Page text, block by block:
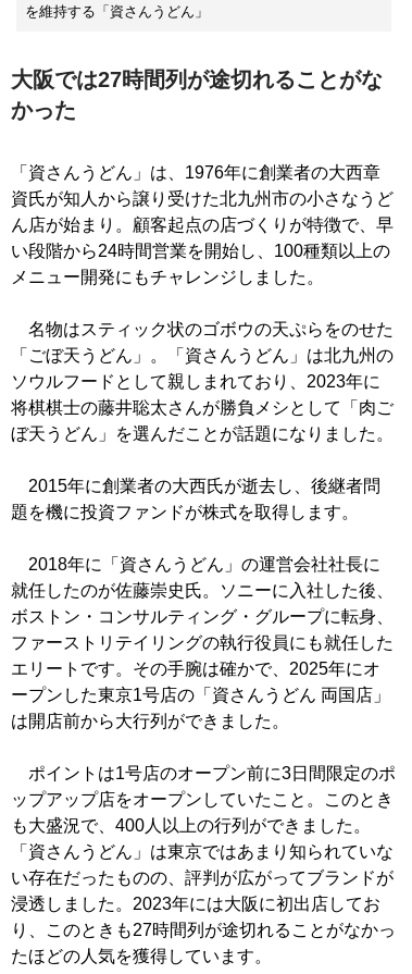
を維持する「資さんうどん」
大阪では27時間列が途切れることがな
かった
「資さんうどん」は、1976年に創業者の大西章
資氏が知人から譲り受けた北九州市の小さなうど
ん店が始まり。顧客起点の店づくりが特徴で、早
い段階から24時間営業を開始し、100種類以上の
メニュー開発にもチャレンジしました。
名物はスティック状のゴボウの天ぷらをのせた
「ごぼ天うどん」。「資さんうどん」は北九州の
ソウルフードとして親しまれており、2023年に
将棋棋士の藤井聡太さんが勝負メシとして「肉ご
ぼ天うどん」を選んだことが話題になりました。
2015年に創業者の大西氏が逝去し、後継者問
題を機に投資ファンドが株式を取得します。
2018年に「資さんうどん」の運営会社社長に
就任したのが佐藤崇史氏。ソニーに入社した後、
ボストン・コンサルティング・グループに転身、
ファーストリテイリングの執行役員にも就任した
エリートです。その手腕は確かで、2025年にオ
ープンした東京1号店の「資さんうどん 両国店」
は開店前から大行列ができました。
ポイントは1号店のオープン前に3日間限定のポ
ップアップ店をオープンしていたこと。このとき
も大盛況で、400人以上の行列ができました。
「資さんうどん」は東京ではあまり知られていな
い存在だったものの、評判が広がってブランドが
浸透しました。2023年には大阪に初出店してお
り、このときも27時間列が途切れることがなかっ
たほどの人気を獲得しています。